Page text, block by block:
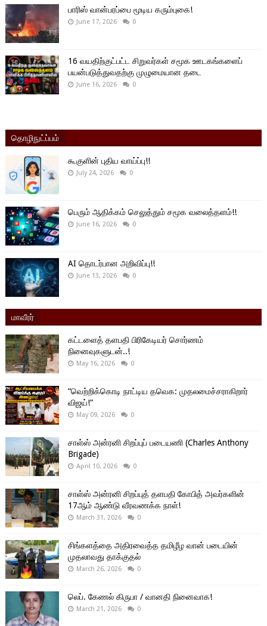
பாரிஸ் வான்பரப்பை மூடிய கரும்புகை!
June 17, 2026 0
16 வயதிற்குட்பட்ட சிறுவர்கள் சமூக ஊடகங்களைப்
பயன்படுத்துவதற்கு முழுமையான தடை
June 16, 2026 0
தொழிநுட்ப்பம்
கூகுளின் புதிய வாய்ப்பு!!
July 24, 2026 0
பெரும் ஆதிக்கம் செலுத்தும் சமூக வலைத்தளம்!!
June 16, 2026 0
AI தொடர்பான அறிவிப்பு!!
June 13, 2026 0
மாவீரர்
கட்டளைத் தளபதி பிரிகேடியர் சொர்ணம்
நினைவுகளுடன்..!
May 16, 2026 0
“வெற்றிக்கொடி நாட்டிய தவெக: முதலமைச்சராகிறார்
விஜய்!”
May 09, 2026 0
சாள்ஸ் அன்ரனி சிறப்புப் படையணி (Charles Anthony
Brigade)
April 10, 2026 0
சாள்ஸ் அன்ரனி சிறப்புத் தளபதி கோபித் அவர்களின்
17ஆம் ஆண்டு வீரவணக்க நாள்!
March 31, 2026 0
சிங்களத்தை அதிரவைத்த தமிழீழ வான் படையின்
முதலாவது தாக்குதல்
March 26, 2026 0
லெப். கேணல் கிருபா / வானதி நினைவாக!
March 21, 2026 0